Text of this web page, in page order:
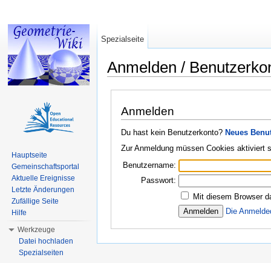
Anmelden /
Anmelden
Du hast kein Benutzerkonto? Neues
Zur Anmeldung müssen Cookies aktiviert
Benutzername:
Passwort:
Mit diesem Browser
Die
Spezialseite
Hauptseite
Gemeinschaftsportal
Aktuelle Ereignisse
Letzte Änderungen
Zufällige Seite
Hilfe
Werkzeuge
Datei hochladen
Spezialseiten